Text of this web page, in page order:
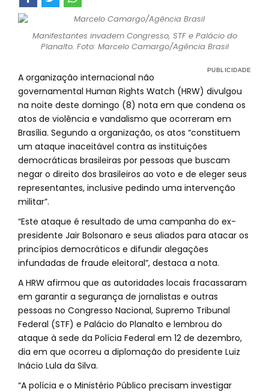
Manifestantes invadem Congresso, STF e Palácio do
Planalto. Foto: Marcelo Camargo/Agência Brasil
A organização internacional não
governamental Human Rights Watch (HRW) divulgou
na noite deste domingo (8) nota em que condena os
atos de violência e vandalismo que ocorreram em
Brasília. Segundo a organização, os atos “constituem
um ataque inaceitável contra as instituições
democráticas brasileiras por pessoas que buscam
negar o direito dos brasileiros ao voto e de eleger seus
representantes, inclusive pedindo uma intervenção
militar”.
“Este ataque é resultado de uma campanha do ex-
presidente Jair Bolsonaro e seus aliados para atacar os
princípios democráticos e difundir alegações
infundadas de fraude eleitoral”, destaca a nota.
A HRW afirmou que as autoridades locais fracassaram
em garantir a segurança de jornalistas e outras
pessoas no Congresso Nacional, Supremo Tribunal
Federal (STF) e Palácio do Planalto e lembrou do
ataque à sede da Polícia Federal em 12 de dezembro,
dia em que ocorreu a diplomação do presidente Luiz
Inácio Lula da Silva.
“A polícia e o Ministério Público precisam investigar